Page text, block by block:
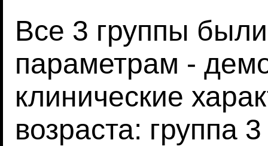
Все 3 группы
параметрам -
клинические
возраста: группа